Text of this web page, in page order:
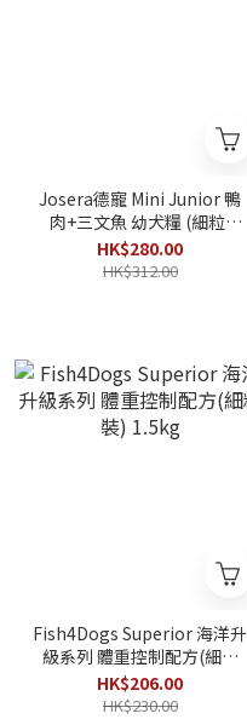
Josera德寵 Mini Junior 鴨
肉+三文魚 幼犬糧 (細粒)
3kg
HK$280.00
HK$312.00
Fish4Dogs Superior 海洋升
級系列 體重控制配方(細粒
裝) 1.5kg
HK$206.00
HK$230.00